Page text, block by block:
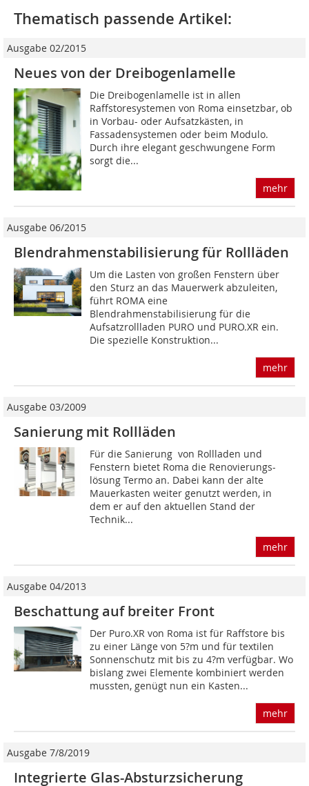
Thematisch passende Artikel:
Ausgabe 02/2015
Neues von der Dreibogenlamelle
Die Dreibogenlamelle ist in allen
Raffstoresystemen von Roma einsetzbar, ob
in Vorbau- oder Aufsatzkästen, in
Fassadensystemen oder beim Modulo.
Durch ihre elegant geschwungene Form
sorgt die...
mehr
Ausgabe 06/2015
Blendrahmenstabilisierung für Rollläden
Um die Lasten von großen Fenstern über
den Sturz an das Mauerwerk abzuleiten,
führt ROMA eine
Blendrahmenstabilisierung für die
Aufsatzrollladen PURO und PURO.XR ein.
Die spezielle Konstruktion...
mehr
Ausgabe 03/2009
Sanierung mit Rollläden
Für die Sanierung von Rollladen und
Fenstern bietet Roma die Renovierungs-
lösung Termo an. Dabei kann der alte
Mauerkasten weiter genutzt werden, in
dem er auf den aktuellen Stand der
Technik...
mehr
Ausgabe 04/2013
Beschattung auf breiter Front
Der Puro.XR von Roma ist für Raffstore bis
zu einer Länge von 5?m und für textilen
Sonnenschutz mit bis zu 4?m verfügbar. Wo
bislang zwei Elemente kombiniert werden
mussten, genügt nun ein Kasten...
mehr
Ausgabe 7/8/2019
Integrierte Glas-Absturzsicherung